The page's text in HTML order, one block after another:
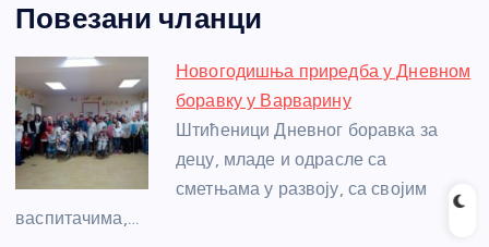
c
e
b
o
o
k
ss
e
n
g
er
itt
er
er at
s
A
p
p
a
g
e
e
st
e
Повезани чланци
Новогодишња приредба у Дневном
боравку у Варварину
Штићеници Дневног боравка за
децу, младе и одрасле са
сметњама у развоју, са својим
васпитачима,…